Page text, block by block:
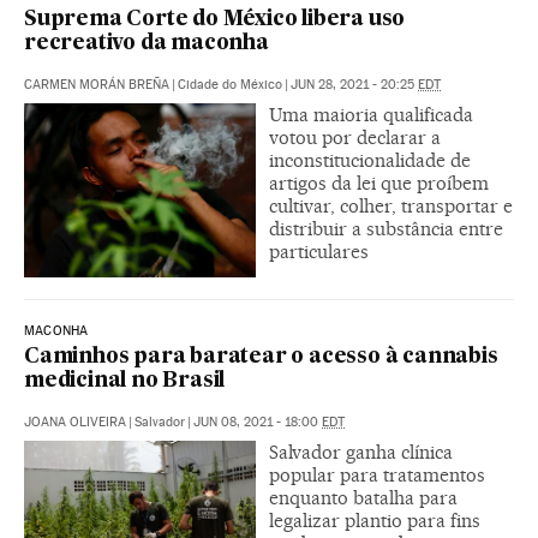
Suprema Corte do México libera uso
recreativo da maconha
CARMEN MORÁN BREÑA | Cidade do México | JUN 28, 2021 - 20:25 EDT
Uma maioria qualificada
votou por declarar a
inconstitucionalidade de
artigos da lei que proíbem
cultivar, colher, transportar e
distribuir a substância entre
particulares
MACONHA
Caminhos para baratear o acesso à cannabis
medicinal no Brasil
JOANA OLIVEIRA | Salvador | JUN 08, 2021 - 18:00 EDT
Salvador ganha clínica
popular para tratamentos
enquanto batalha para
legalizar plantio para fins